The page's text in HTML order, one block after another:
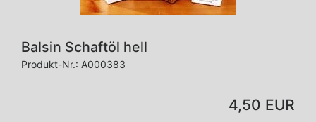
Balsin Schaftöl hell
Produkt-Nr.: A000383
4,50 EUR